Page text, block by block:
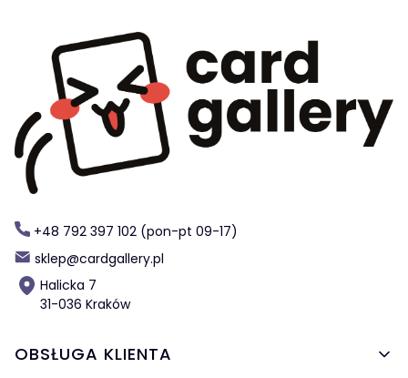
+48 792 397 102 (pon-pt 09-17)
sklep@cardgallery.pl
Halicka 7
31-036 Kraków
Linki w stopce
OBSŁUGA KLIENTA